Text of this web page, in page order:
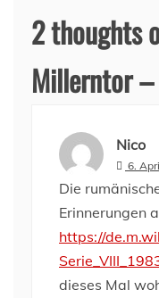
2 thoughts
Millerntor
Nico
6.
Die
Erinnerungen
https://
dieses Mal